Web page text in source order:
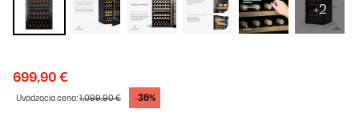
+2
699,90 €
Uvádzacia cena:1.099,90 € -36%